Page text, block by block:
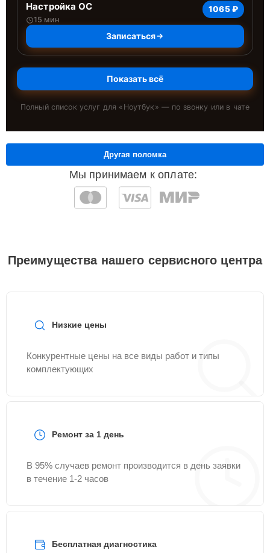
Настройка ОС
15 мин
1065 ₽
Записаться
Показать всё
Полный список услуг для « Ноутбук » — по звонку или в чате
Мы принимаем к оплате:
Другая поломка
Преимущества нашего сервисного центра
Низкие цены
Конкурентные цены на все виды работ и типы
комплектующих
Ремонт за 1 день
В 95% случаев ремонт производится в день заявки
в течение 1-2 часов
Бесплатная диагностика